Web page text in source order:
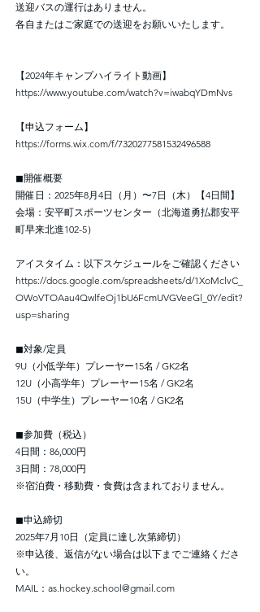
送迎バスの運行はありません。
各自またはご家庭での送迎をお願いいたします。
【2024年キャンプハイライト動画】
https://www.youtube.com/watch?v=iwabqYDmNvs
【申込フォーム】
https://forms.wix.com/f/7320277581532496588
◼︎開催概要
開催日：2025年8月4日（月）〜7日（木）【4日間】
会場：安平町スポーツセンター（北海道勇払郡安平
町早来北進102-5）
アイスタイム：以下スケジュールをご確認ください
https://docs.google.com/spreadsheets/d/1XoMclvC_
OWoVTOAau4QwlfeOj1bU6FcmUVGVeeGl_0Y/edit?
usp=sharing
◼︎対象/定員
9U（小低学年）プレーヤー15名 / GK2名
12U（小高学年）プレーヤー15名 / GK2名
15U（中学生）プレーヤー10名 / GK2名
◼︎参加費（税込）
4日間：86,000円
3日間：78,000円
※宿泊費・移動費・食費は含まれておりません。
◼︎申込締切
2025年7月10日（定員に達し次第締切）
※申込後、返信がない場合は以下までご連絡くださ
い。
MAIL： as.hockey.school@gmail.com